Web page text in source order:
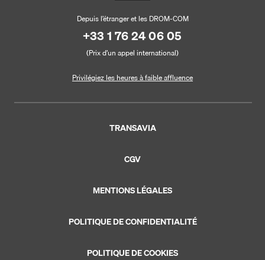
Depuis l’étranger et les DROM-COM
+33 1 76 24 06 05
(Prix d’un appel international)
Privilégiez les heures à faible affluence
TRANSAVIA
CGV
MENTIONS LÉGALES
POLITIQUE DE CONFIDENTIALITÉ
POLITIQUE DE COOKIES